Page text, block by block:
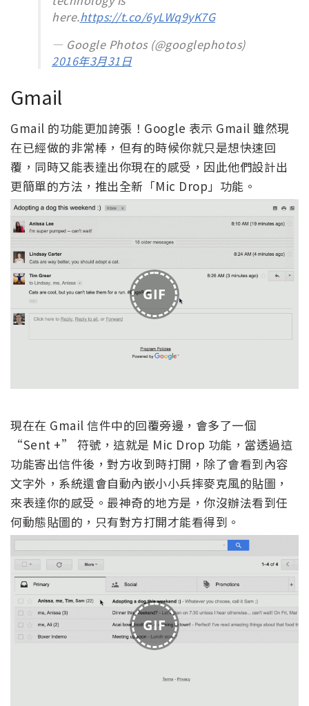
here.https://t.co/6yLWq9yK7G
— Google Photos (@googlephotos)
2016年3月31日
Gmail
Gmail 的功能更加誇張！Google 表示 Gmail 雖然現
在已經做的非常棒，但有的時候你就只是想快速回
覆，同時又能表達出你現在的感受，因此他們設計出
更簡單的方法，推出全新「Mic Drop」功能。
GIF
現在在 Gmail 信件中的回覆旁邊，會多了一個
“Sent +” 符號，這就是 Mic Drop 功能，當透過這
功能寄出信件後，對方收到時打開，除了會看到內容
文字外，系統還會自動內嵌小小兵摔麥克風的貼圖，
來表達你的感受。最神奇的地方是，你沒辦法看到任
何動態貼圖的，只有對方打開才能看得到。
GIF